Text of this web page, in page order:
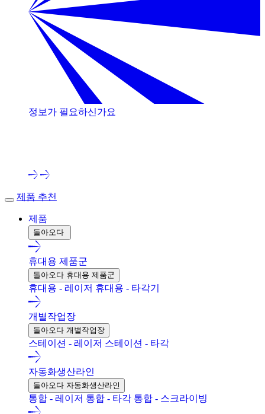
정보가 필요하신가요
제품 추천
제품
돌아오다
휴대용 제품군
돌아오다 휴대용 제품군
휴대용 - 레이저 휴대용 - 타각기
개별작업장
돌아오다 개별작업장
스테이션 - 레이저 스테이션 - 타각
자동화생산라인
돌아오다 자동화생산라인
통합 - 레이저 통합 - 타각 통합 - 스크라이빙